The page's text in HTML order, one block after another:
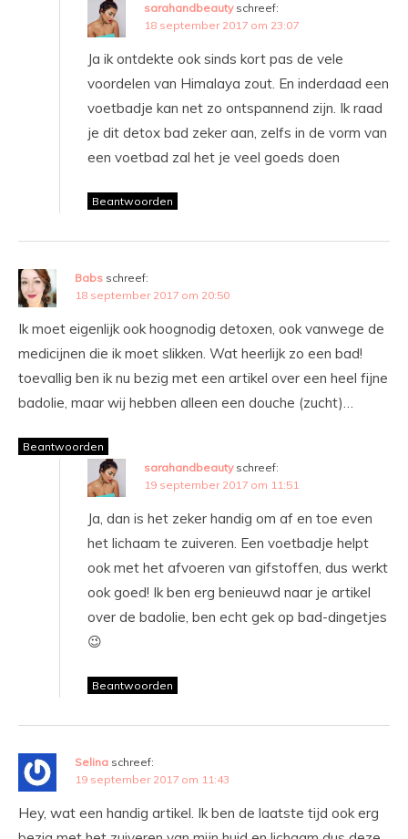
sarahandbeauty schreef:
18 september 2017 om 23:07
Ja ik ontdekte ook sinds kort pas de vele
voordelen van Himalaya zout. En inderdaad een
voetbadje kan net zo ontspannend zijn. Ik raad
je dit detox bad zeker aan, zelfs in de vorm van
een voetbad zal het je veel goeds doen
Beantwoorden
Babs schreef:
18 september 2017 om 20:50
Ik moet eigenlijk ook hoognodig detoxen, ook vanwege de
medicijnen die ik moet slikken. Wat heerlijk zo een bad!
toevallig ben ik nu bezig met een artikel over een heel fijne
badolie, maar wij hebben alleen een douche (zucht)…
Beantwoorden
sarahandbeauty schreef:
19 september 2017 om 11:51
Ja, dan is het zeker handig om af en toe even
het lichaam te zuiveren. Een voetbadje helpt
ook met het afvoeren van gifstoffen, dus werkt
ook goed! Ik ben erg benieuwd naar je artikel
over de badolie, ben echt gek op bad-dingetjes
😉
Beantwoorden
Selina schreef:
19 september 2017 om 11:43
Hey, wat een handig artikel. Ik ben de laatste tijd ook erg